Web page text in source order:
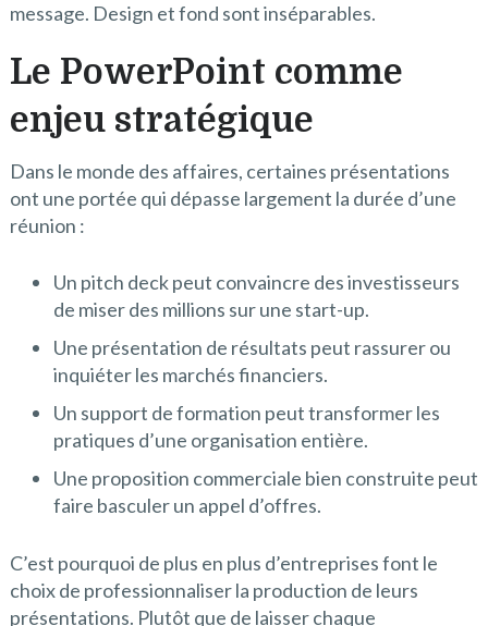
message. Design et fond sont inséparables.
Le PowerPoint comme
enjeu stratégique
Dans le monde des affaires, certaines présentations
ont une portée qui dépasse largement la durée d’une
réunion :
Un pitch deck peut convaincre des investisseurs
de miser des millions sur une start-up.
Une présentation de résultats peut rassurer ou
inquiéter les marchés financiers.
Un support de formation peut transformer les
pratiques d’une organisation entière.
Une proposition commerciale bien construite peut
faire basculer un appel d’offres.
C’est pourquoi de plus en plus d’entreprises font le
choix de professionnaliser la production de leurs
présentations. Plutôt que de laisser chaque